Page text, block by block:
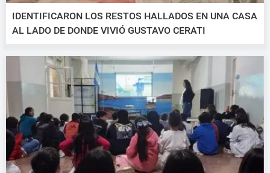
IDENTIFICARON LOS RESTOS HALLADOS EN UNA CASA
AL LADO DE DONDE VIVIÓ GUSTAVO CERATI